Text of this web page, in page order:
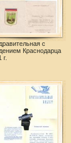
с
Краснодарца
г.